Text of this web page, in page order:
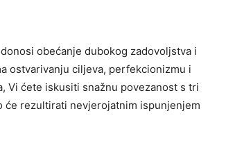
obećanje dubokog zadovoljstva i
ostvarivanju ciljeva, perfekcionizmu i
Vi ćete iskusiti snažnu povezanost s tri
će rezultirati nevjerojatnim ispunjenjem